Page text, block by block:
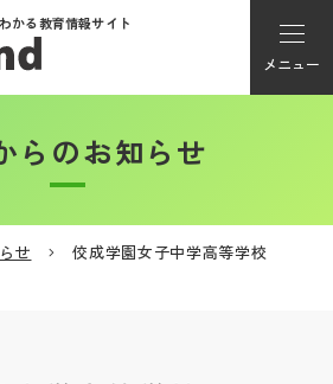
かる教育情報サイト
メニュー
カウント登録
らのお知らせ
せ 佼成学園女子中学高等学校